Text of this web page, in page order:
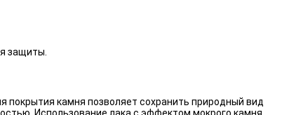
защиты.
покрытия камня позволяет сохранить природный вид
Использование лака с эффектом мокрого камня